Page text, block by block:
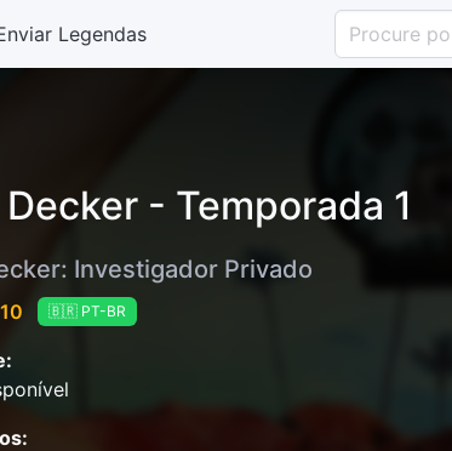
Legendas
Decker - Temporada 1
Investigador Privado
🇧🇷 PT-BR